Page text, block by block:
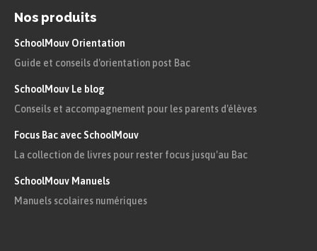
Nos produits
SchoolMouv Orientation
Guide et conseils d'orientation post Bac
SchoolMouv Le blog
Conseils et accompagnement pour les parents d'élèves
Focus Bac avec SchoolMouv
La collection de livres pour rester focus jusqu'au Bac
SchoolMouv Manuels
Manuels scolaires numériques